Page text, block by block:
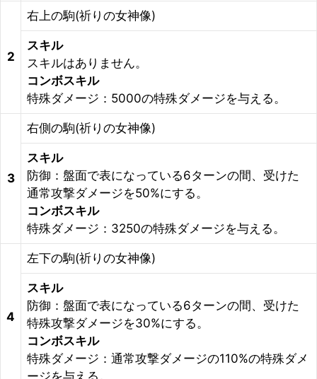
2
右上の駒(祈りの女神像)
スキル
スキルはありません。
コンボスキル
特殊ダメージ：5000の特殊ダメージを与える。
3
右側の駒(祈りの女神像)
スキル
防御：盤面で表になっている6ターンの間、受けた
通常攻撃ダメージを50%にする。
コンボスキル
特殊ダメージ：3250の特殊ダメージを与える。
4
左下の駒(祈りの女神像)
スキル
防御：盤面で表になっている6ターンの間、受けた
特殊攻撃ダメージを30%にする。
コンボスキル
特殊ダメージ：通常攻撃ダメージの110%の特殊ダメ